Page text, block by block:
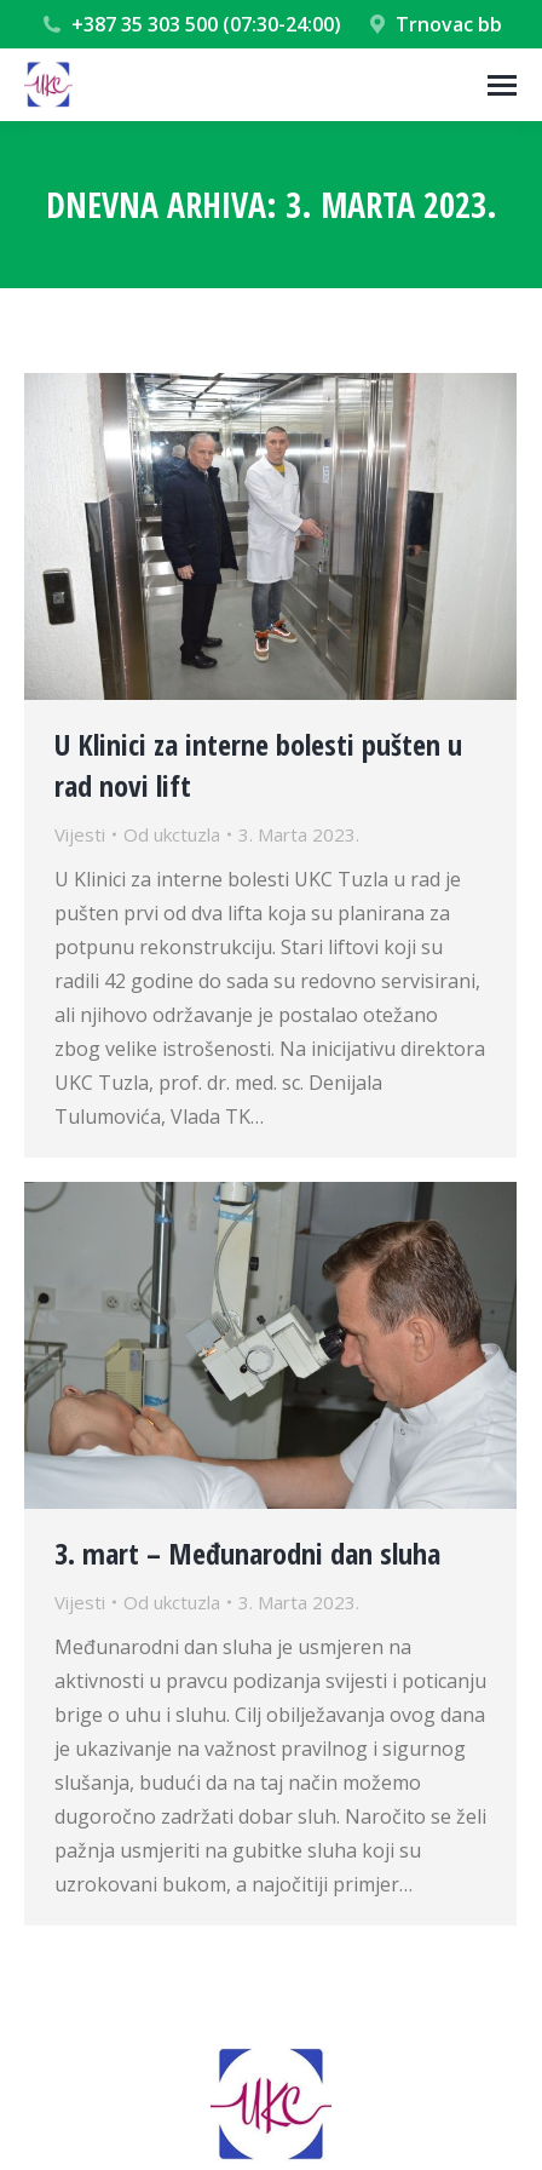
+387 35 303 500 (07:30-24:00) Trnovac bb
DNEVNA ARHIVA: 3. MARTA 2023.
U Klinici za interne bolesti pušten u
rad novi lift
Vijesti Od ukctuzla 3. Marta 2023.
U Klinici za interne bolesti UKC Tuzla u rad je
pušten prvi od dva lifta koja su planirana za
potpunu rekonstrukciju. Stari liftovi koji su
radili 42 godine do sada su redovno servisirani,
ali njihovo održavanje je postalao otežano
zbog velike istrošenosti. Na inicijativu direktora
UKC Tuzla, prof. dr. med. sc. Denijala
Tulumovića, Vlada TK…
3. mart – Međunarodni dan sluha
Vijesti Od ukctuzla 3. Marta 2023.
Međunarodni dan sluha je usmjeren na
aktivnosti u pravcu podizanja svijesti i poticanju
brige o uhu i sluhu. Cilj obilježavanja ovog dana
je ukazivanje na važnost pravilnog i sigurnog
slušanja, budući da na taj način možemo
dugoročno zadržati dobar sluh. Naročito se želi
pažnja usmjeriti na gubitke sluha koji su
uzrokovani bukom, a najočitiji primjer…